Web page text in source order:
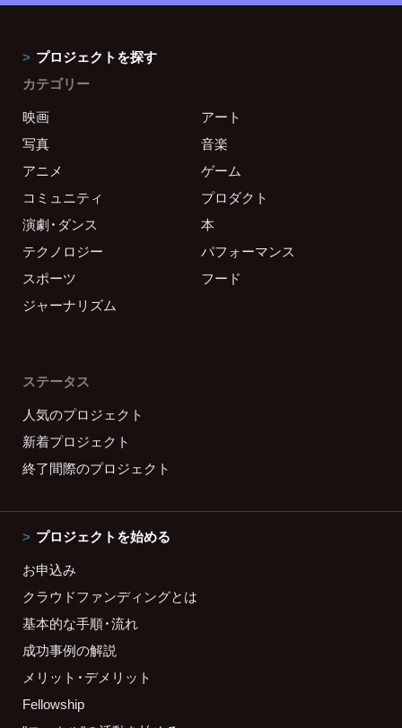
プロジェクトを探す
カテゴリー
映画
アート
写真
音楽
アニメ
ゲーム
コミュニティ
プロダクト
演劇・ダンス
本
テクノロジー
パフォーマンス
スポーツ
フード
ジャーナリズム
ステータス
人気のプロジェクト
新着プロジェクト
終了間際のプロジェクト
プロジェクトを始める
お申込み
クラウドファンディングとは
基本的な手順・流れ
成功事例の解説
メリット・デメリット
Fellowship